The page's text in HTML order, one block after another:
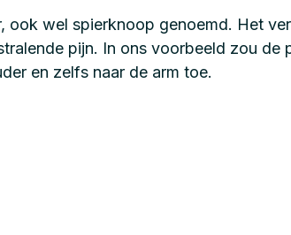
ook wel spierknoop genoemd. Het
pijn. In ons voorbeeld zou de
en zelfs naar de arm toe.